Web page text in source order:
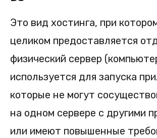
Это вид хостинга, при
целиком предоставляется
физический сервер
используется для запуска
которые не могут
на одном сервере с другими
или имеют повышенные